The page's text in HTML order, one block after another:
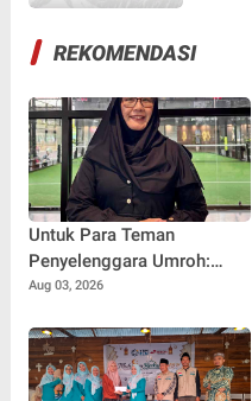
REKOMENDASI
Untuk Para Teman
Penyelenggara Umroh:
Jangan Sampai Tertipu
Aug 03, 2026